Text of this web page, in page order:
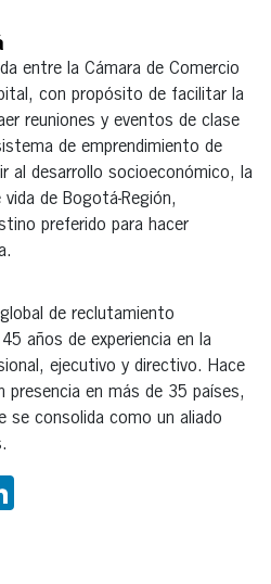
entre la Cámara de Comercio
con propósito de facilitar la
reuniones y eventos de clase
de emprendimiento de
al desarrollo socioeconómico, la
de Bogotá-Región,
preferido para hacer
de reclutamiento
años de experiencia en la
ejecutivo y directivo. Hace
presencia en más de 35 países,
se consolida como un aliado